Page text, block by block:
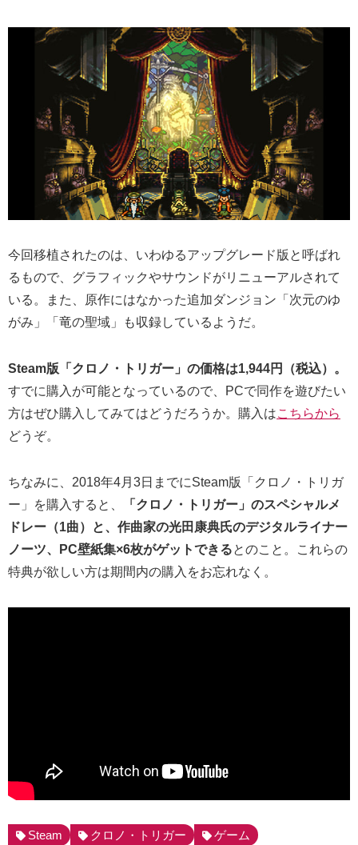
今回移植されたのは、いわゆるアップグレード版と呼ばれ
るもので、グラフィックやサウンドがリニューアルされて
いる。また、原作にはなかった追加ダンジョン「次元のゆ
がみ」「竜の聖域」も収録しているようだ。
Steam版「クロノ・トリガー」の価格は1,944円（税込）。
すでに購入が可能となっているので、PCで同作を遊びたい
方はぜひ購入してみてはどうだろうか。購入はこちらから
どうぞ。
ちなみに、2018年4月3日までにSteam版「クロノ・トリガ
ー」を購入すると、
「クロノ・トリガー」のスペシャルメ
ドレー（1曲）と、作曲家の光田康典氏のデジタルライナー
ノーツ、PC壁紙集×6枚がゲットできるとのこと。これらの
特典が欲しい方は期間内の購入をお忘れなく。
Steam クロノ・トリガー ゲーム